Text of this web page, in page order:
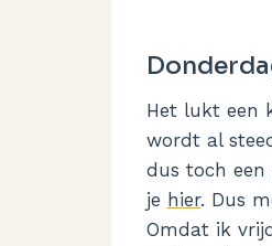
Het lukt een
wordt al
dus toch
je hier. Dus
Omdat ik